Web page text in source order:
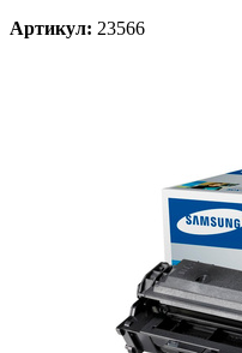
Артикул: 23566